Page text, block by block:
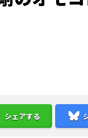
シェアする